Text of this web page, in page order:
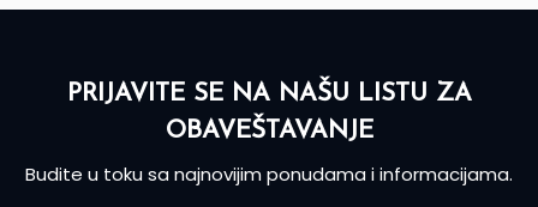
PRIJAVITE SE NA NAŠU LISTU ZA
OBAVEŠTAVANJE
Budite u toku sa najnovijim ponudama i informacijama.